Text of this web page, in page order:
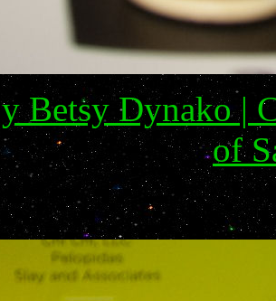
Betsy Dynako |
of